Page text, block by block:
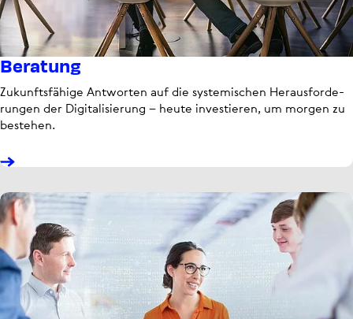
Beratung
Zukunfts­fä­hige Antworten auf die sys­te­mi­schen Her­aus­for­de­
run­gen der Digi­ta­li­sie­rung – heute inves­tie­ren, um morgen zu
bestehen.